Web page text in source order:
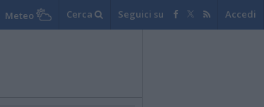
Meteo Cerca Seguici su Accedi